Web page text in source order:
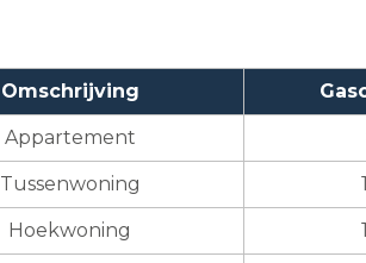
Omschrijving
Appartement
Tussenwoning
Hoekwoning